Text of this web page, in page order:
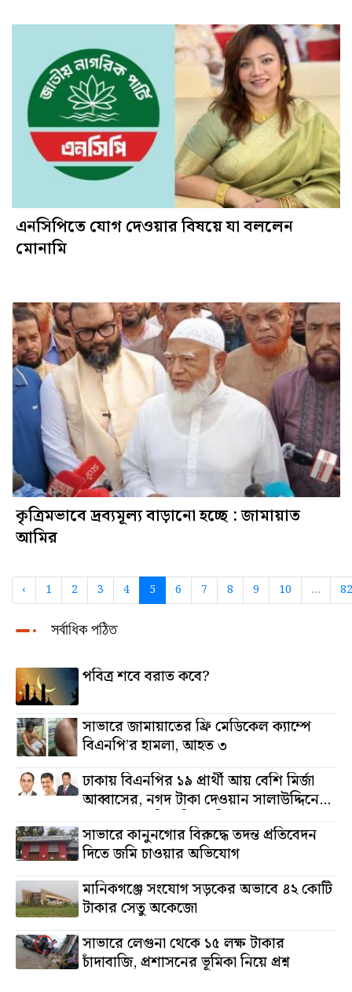
এনসিপিতে যোগ দেওয়ার বিষয়ে যা বললেন
মোনামি
কৃত্রিমভাবে দ্রব্যমূল্য বাড়ানো হচ্ছে : জামায়াত
আমির
‹ 1 2 3 4 5 6 7 8 9 10 ... 82
সর্বাধিক পঠিত
পবিত্র শবে বরাত কবে?
সাভারে জামায়াতের ফ্রি মেডিকেল ক্যাম্পে
বিএনপি’র হামলা, আহত ৩
ঢাকায় বিএনপির ১৯ প্রার্থী আয় বেশি মির্জা
আব্বাসের, নগদ টাকা দেওয়ান সালাউদ্দিনের,
অস্থাবর সম্পত্তি তমিজউদ্দিনের
সাভারে কানুনগোর বিরুদ্ধে তদন্ত প্রতিবেদন
দিতে জমি চাওয়ার অভিযোগ
মানিকগঞ্জে সংযোগ সড়কের অভাবে ৪২ কোটি
টাকার সেতু অকেজো
সাভারে লেগুনা থেকে ১৫ লক্ষ টাকার
চাঁদাবাজি, প্রশাসনের ভূমিকা নিয়ে প্রশ্ন